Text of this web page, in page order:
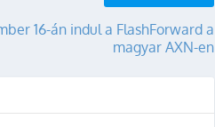
16-án indul a FlashForward a
magyar AXN-en